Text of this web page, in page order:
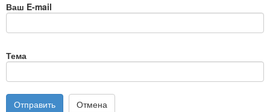
Ваш E-mail
Тема
Отправить Отмена